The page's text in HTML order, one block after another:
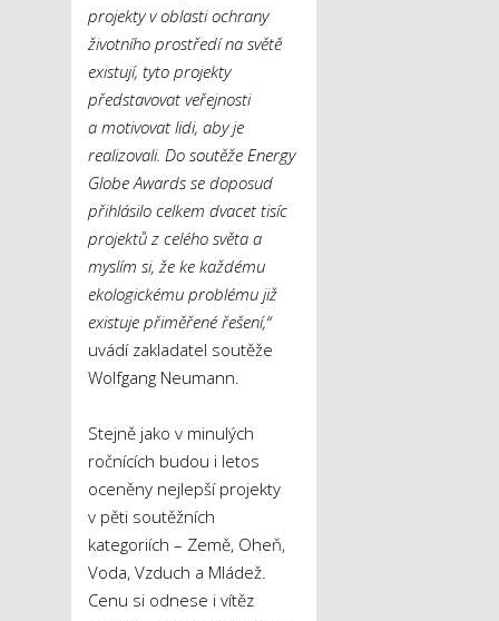
projekty v oblasti ochrany
životního prostředí na světě
existují, tyto projekty
představovat veřejnosti
a motivovat lidi, aby je
realizovali. Do soutěže Energy
Globe Awards se doposud
přihlásilo celkem dvacet tisíc
projektů z celého světa a
myslím si, že ke každému
ekologickému problému již
existuje přiměřené řešení,“
uvádí zakladatel soutěže
Wolfgang Neumann.
Stejně jako v minulých
ročnících budou i letos
oceněny nejlepší projekty
v pěti soutěžních
kategoriích – Země, Oheň,
Voda, Vzduch a Mládež.
Cenu si odnese i vítěz